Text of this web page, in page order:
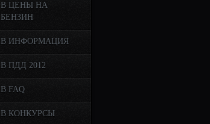
В ЦЕНЫ НА
БЕНЗИН
В ИНФОРМАЦИЯ
В ПДД 2012
В FAQ
В КОНКУРСЫ